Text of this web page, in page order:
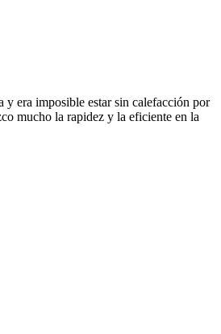
y era imposible estar sin calefacción por
mucho la rapidez y la eficiente en la